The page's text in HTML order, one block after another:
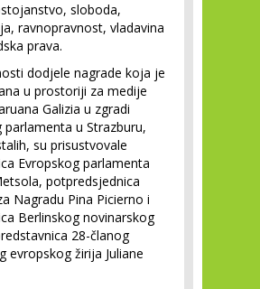
sloboda,
ravnopravnost, vladavina
prava.
dodjele nagrade koja je
u prostoriji za medije
Galizia u zgradi
parlamenta u Strazburu,
su prisustvovale
Evropskog parlamenta
potpredsjednica
Nagradu Pina Picierno i
Berlinskog novinarskog
28-članog
evropskog žirija Juliane